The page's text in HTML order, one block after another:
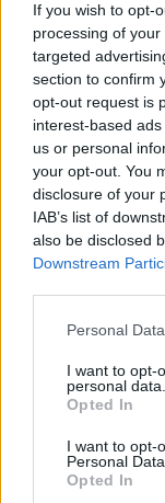
If you wish to opt-
processing of
targeted
section to confirm
opt-out request is
interest-based
us or personal
your opt-out. You
disclosure of your
IAB’s list of
also be disclosed
Downstream
Personal
I want to opt-
personal data.
Opted In
I want to opt-
Personal Data.
Opted In
VARESE
Sciare